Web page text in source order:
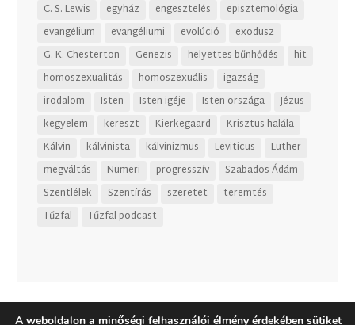
C. S. Lewis
egyház engesztelés
episztemológia
evangélium
evangéliumi evolúció
exodusz
G. K. Chesterton
Genezis helyettes bűnhődés
hit
homoszexualitás
homoszexuális
igazság
irodalom
Isten Isten igéje Isten országa
Jézus
kegyelem
kereszt Kierkegaard
Krisztus halála
Kálvin
kálvinista kálvinizmus Leviticus
Luther
megváltás
Numeri progresszív
Szabados Ádám
Szentlélek
Szentírás szeretet
teremtés
Tűzfal
Tűzfal podcast
A weboldalon a minőségi felhasználói élmény érdekében sütiket